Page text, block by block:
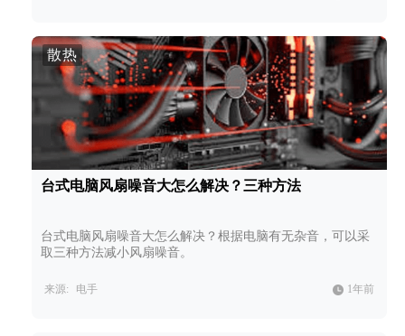
散热
台式电脑风扇噪音大怎么解决？三种方法
台式电脑风扇噪音大怎么解决？根据电脑有无杂音，可以采
取三种方法减小风扇噪音。
来源: 电手 1年前